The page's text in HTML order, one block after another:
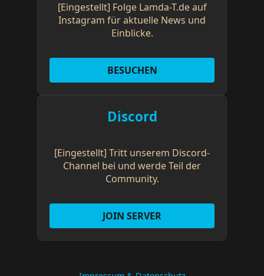
[Eingestellt] Folge Lamda-T.de auf
Instagram für aktuelle News und
Einblicke.
BESUCHEN
Discord
[Eingestellt] Tritt unserem Discord-
Channel bei und werde Teil der
Community.
JOIN SERVER